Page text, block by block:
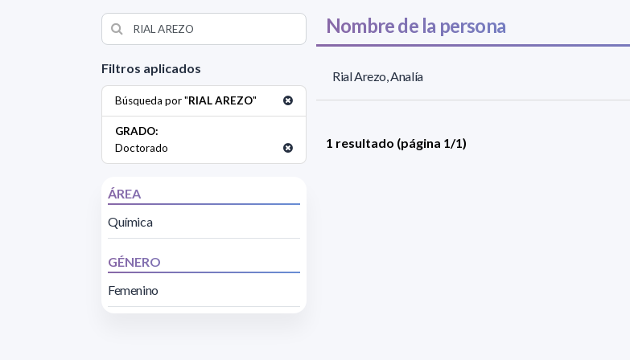
Filtros aplicados
Búsqueda por "RIAL AREZO"
GRADO:
Doctorado
ÁREA
Química
GÉNERO
Femenino
Nombre de la persona
Rial Arezo, Analía
1 resultado (página 1/1)